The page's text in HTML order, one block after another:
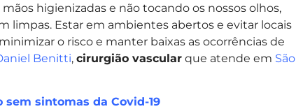
higienizadas e não tocando os nossos olhos,
limpas. Estar em ambientes abertos e evitar locais
o risco e manter baixas as ocorrências de
Benitti, cirurgião vascular que atende em São
sem sintomas da Covid-19